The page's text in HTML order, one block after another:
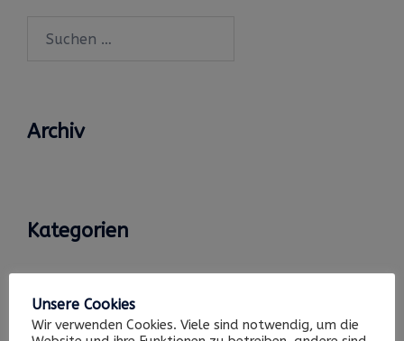
nach:
Archiv
Kategorien
Unsere Cookies
Wir verwenden Cookies. Viele sind notwendig, um die